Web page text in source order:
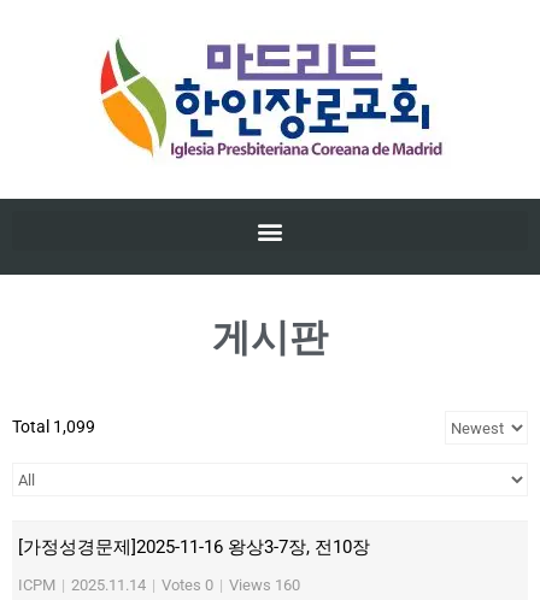
게시판
Total 1,099
[가정성경문제]2025-11-16 왕상3-7장, 전10장
ICPM | 2025.11.14 | Votes 0 | Views 160